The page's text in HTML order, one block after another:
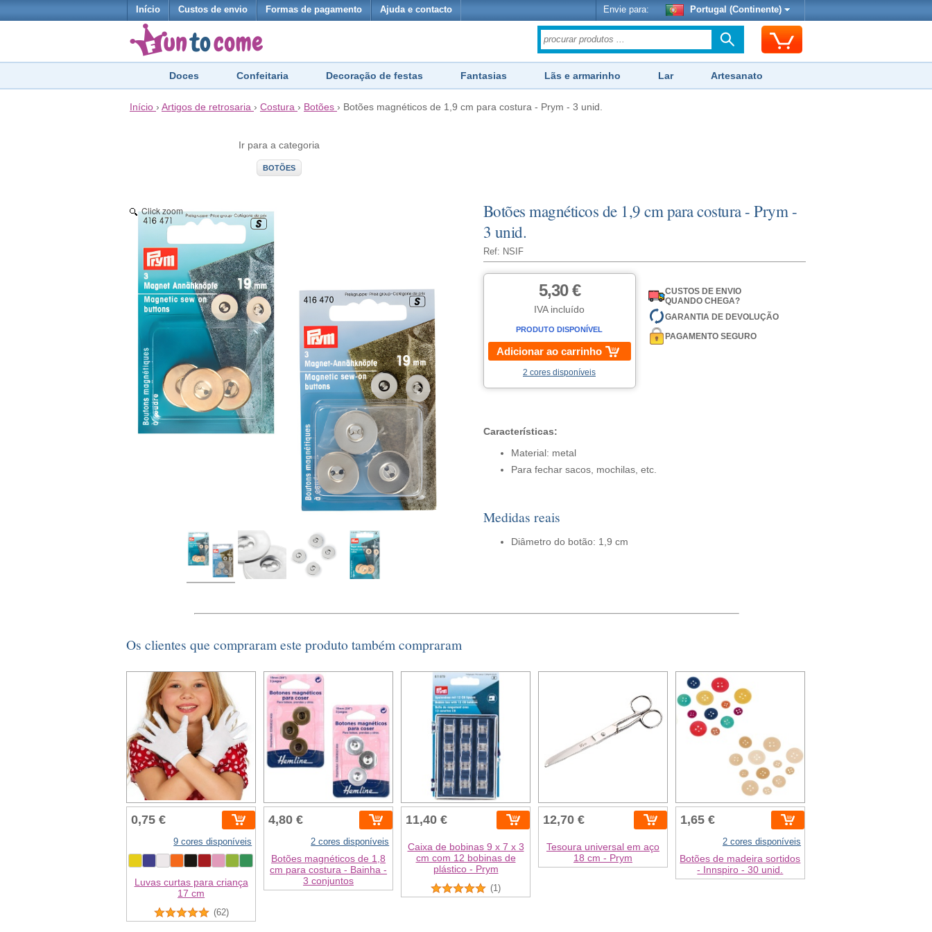
Início Custos de envio Formas de pagamento Ajuda e contacto Envie para: Portugal (Continente)
Doces Confeitaria Decoração de festas Fantasias Lãs e armarinho Lar Artesanato
Início › Artigos de retrosaria › Costura › Botões › Botões magnéticos de 1,9 cm para costura - Prym - 3 unid.
Ir para a categoria
BOTÕES
Botões magnéticos de 1,9 cm para costura - Prym -
3 unid.
Ref: NSIF
Click zoom
5,30 €
IVA incluído
PRODUTO DISPONÍVEL
Adicionar ao carrinho
2 cores disponíveis
CUSTOS DE ENVIO
QUANDO CHEGA?
GARANTIA DE DEVOLUÇÃO
PAGAMENTO SEGURO
Características:
Material: metal
Para fechar sacos, mochilas, etc.
Medidas reais
Diâmetro do botão: 1,9 cm
Os clientes que compraram este produto também compraram
0,75 €
9 cores disponíveis
Luvas curtas para criança
17 cm
(62)
4,80 €
2 cores disponíveis
Botões magnéticos de 1,8
cm para costura - Bainha -
3 conjuntos
11,40 €
Caixa de bobinas 9 x 7 x 3
cm com 12 bobinas de
plástico - Prym
(1)
12,70 €
Tesoura universal em aço
18 cm - Prym
1,65 €
2 cores disponíveis
Botões de madeira sortidos
- Innspiro - 30 unid.